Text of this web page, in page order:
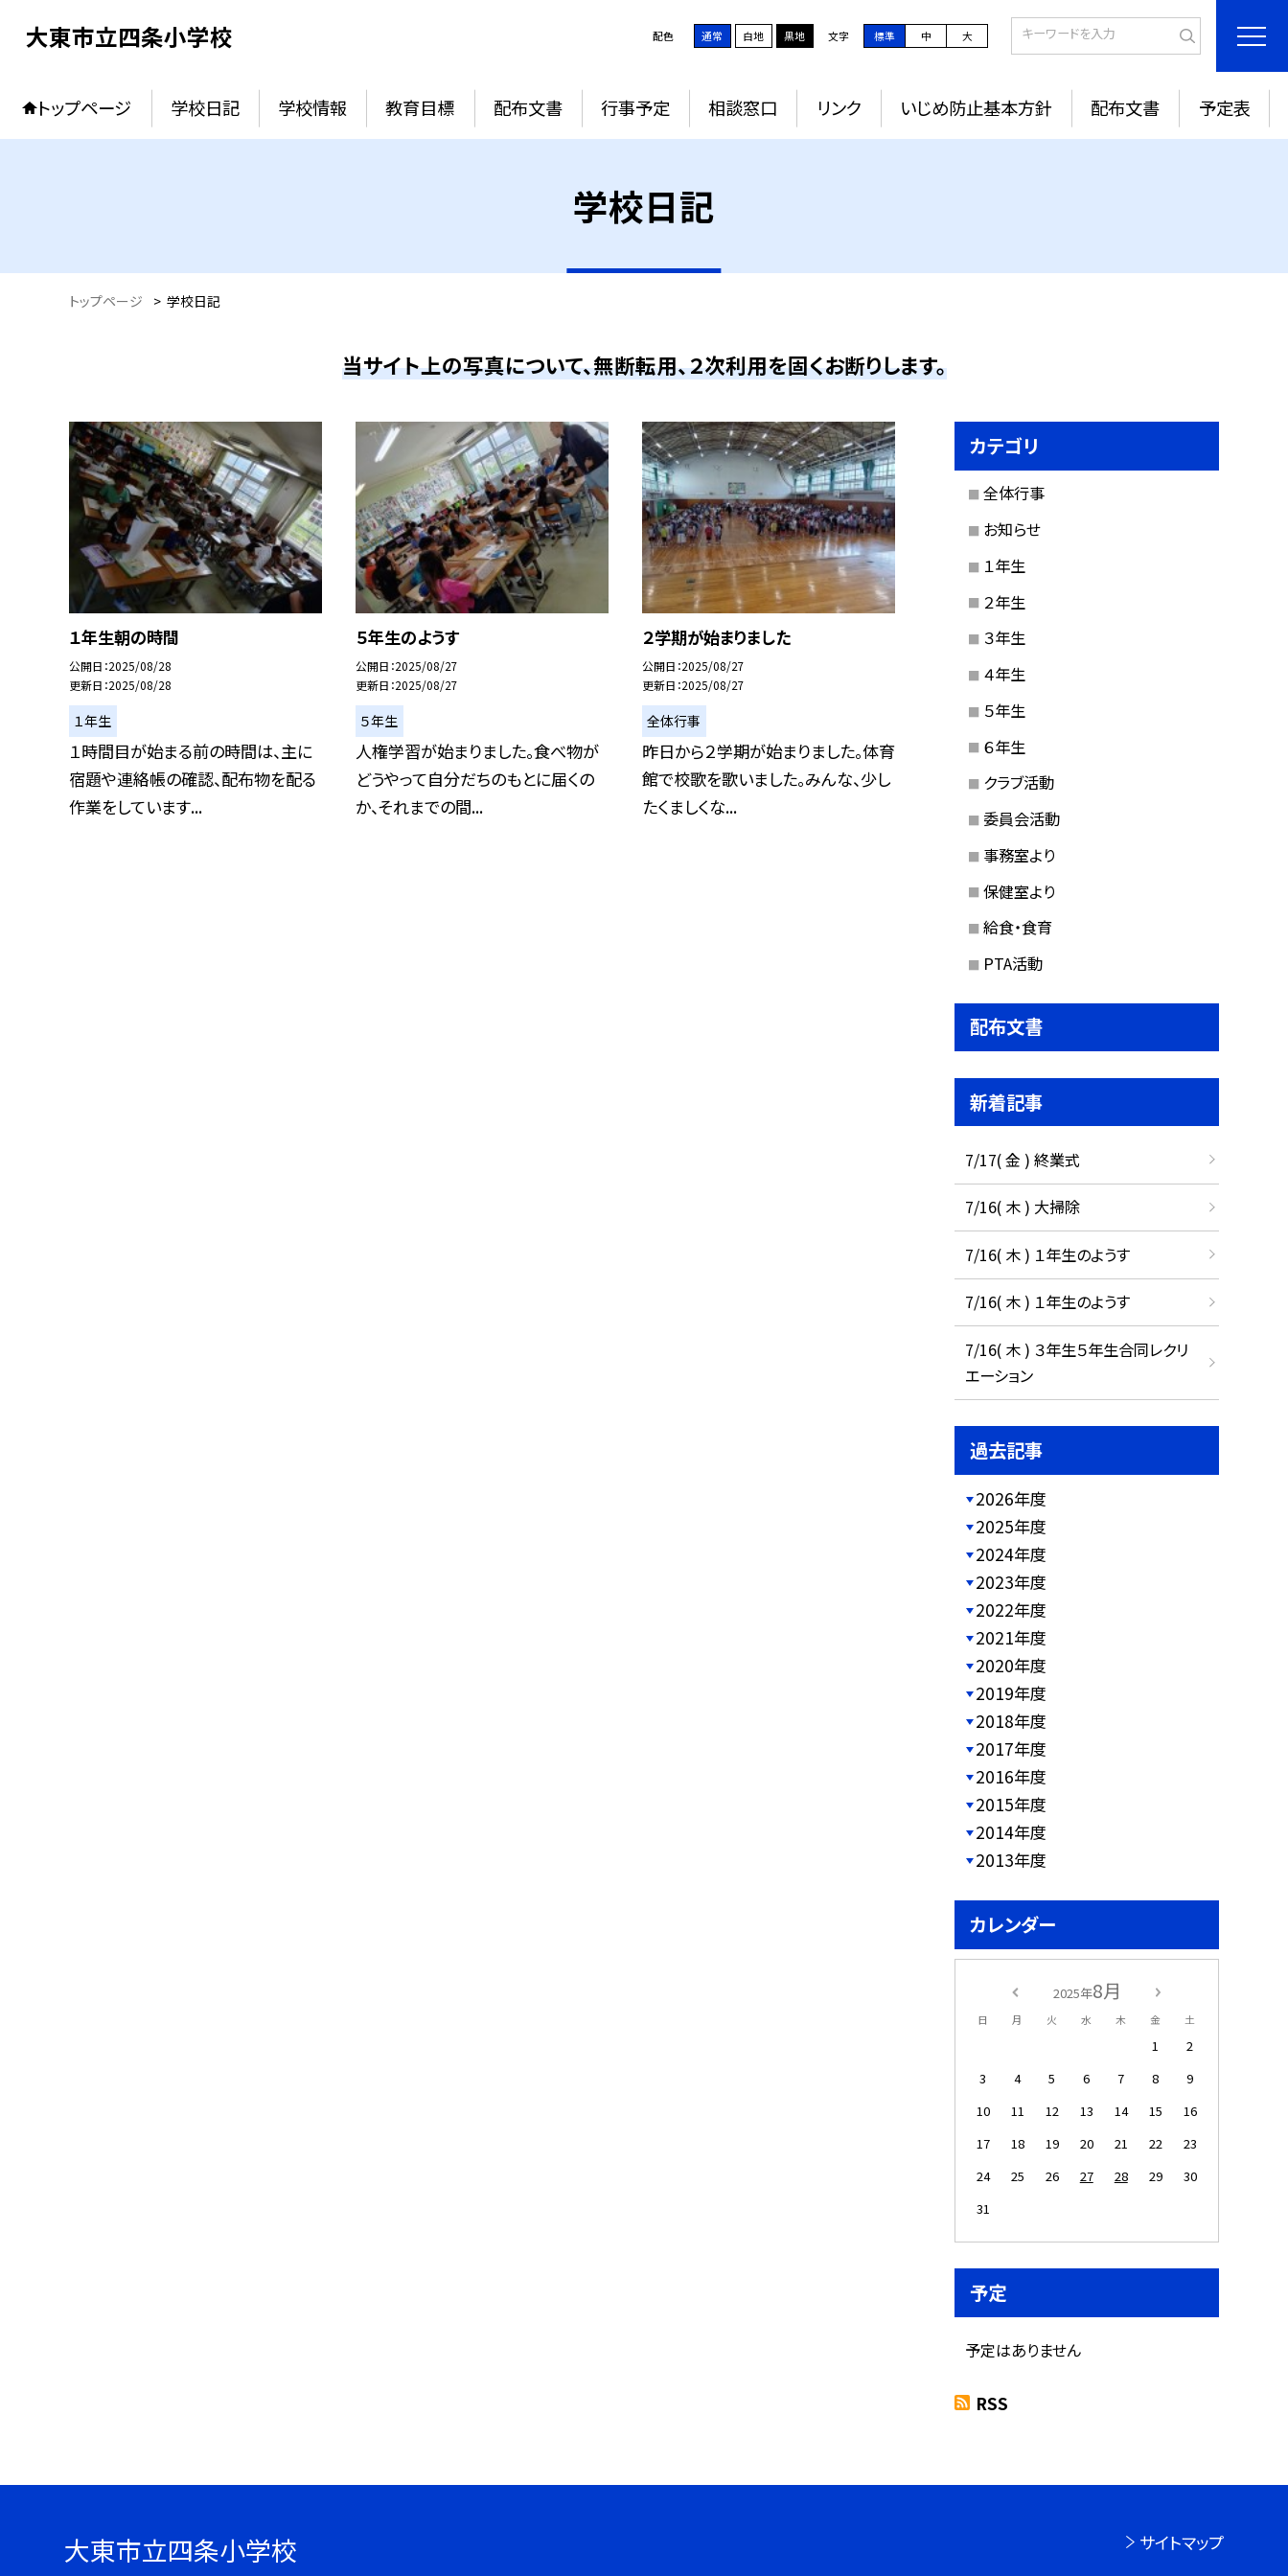
大東市立四条小学校 配色 通常 白地 黒地 文字 標準 中 大
トップページ 学校日記 学校情報 教育目標 配布文書 行事予定 相談窓口 リンク いじめ防止基本方針 配布文書 予定表
学校日記
トップページ > 学校日記
当サイト上の写真について、無断転用、２次利用を固くお断りします。
１年生朝の時間
公開日 2025/08/28
更新日 2025/08/28
１年生
１時間目が始まる前の時間は、主に
宿題や連絡帳の確認、配布物を配る
作業をしています...
５年生のようす
公開日 2025/08/27
更新日 2025/08/27
５年生
人権学習が始まりました。食べ物が
どうやって自分だちのもとに届くの
か、それまでの間...
２学期が始まりました
公開日 2025/08/27
更新日 2025/08/27
全体行事
昨日から２学期が始まりました。体育
館で校歌を歌いました。みんな、少し
たくましくな...
カテゴリ
全体行事
お知らせ
１年生
２年生
３年生
４年生
５年生
６年生
クラブ活動
委員会活動
事務室より
保健室より
給食・食育
PTA活動
配布文書
新着記事
7/17( 金 ) 終業式
7/16( 木 ) 大掃除
7/16( 木 ) １年生のようす
7/16( 木 ) １年生のようす
7/16( 木 ) ３年生５年生合同レクリ
エーション
過去記事
2026年度
2025年度
2024年度
2023年度
2022年度
2021年度
2020年度
2019年度
2018年度
2017年度
2016年度
2015年度
2014年度
2013年度
カレンダー
2025年8月
日 月 火 水 木 金 土
1
2
3
4 5 6 7 8
9
10
11 12 13 14 15
16
17
18 19 20 21 22
23
24
25 26 27 28 29
30
31
予定
予定はありません
RSS
大東市立四条小学校 サイトマップ